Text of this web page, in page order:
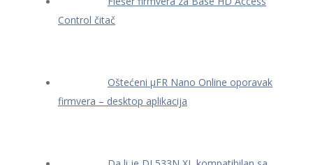
Control čitač
Oštećeni μFR Nano Online oporavak
firmvera – desktop aplikacija